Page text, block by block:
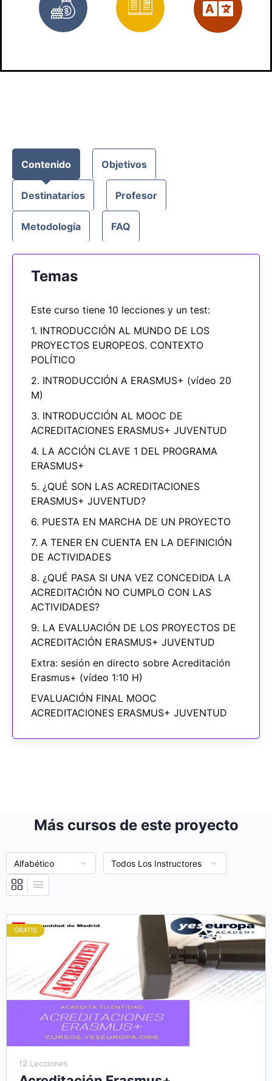
Gratis Materiales
Contenido Objetivos
Destinatarios Profesor
Metodología FAQ
Temas
Este curso tiene 10 lecciones y un test:
1. INTRODUCCIÓN AL MUNDO DE LOS
PROYECTOS EUROPEOS. CONTEXTO
POLÍTICO
2. INTRODUCCIÓN A ERASMUS+ (vídeo 20
M)
3. INTRODUCCIÓN AL MOOC DE
ACREDITACIONES ERASMUS+ JUVENTUD
4. LA ACCIÓN CLAVE 1 DEL PROGRAMA
ERASMUS+
5. ¿QUÉ SON LAS ACREDITACIONES
ERASMUS+ JUVENTUD?
6. PUESTA EN MARCHA DE UN PROYECTO
7. A TENER EN CUENTA EN LA DEFINICIÓN
DE ACTIVIDADES
8. ¿QUÉ PASA SI UNA VEZ CONCEDIDA LA
ACREDITACIÓN NO CUMPLO CON LAS
ACTIVIDADES?
9. LA EVALUACIÓN DE LOS PROYECTOS DE
ACREDITACIÓN ERASMUS+ JUVENTUD
Extra: sesión en directo sobre Acreditación
Erasmus+ (vídeo 1:10 H)
EVALUACIÓN FINAL MOOC
ACREDITACIONES ERASMUS+ JUVENTUD
Más cursos de este proyecto
GRATIS
12 Lecciones